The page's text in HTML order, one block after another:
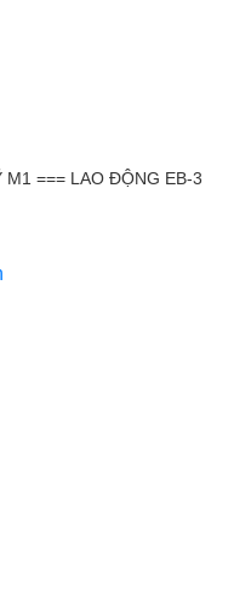
=== LAO ĐỘNG EB-3